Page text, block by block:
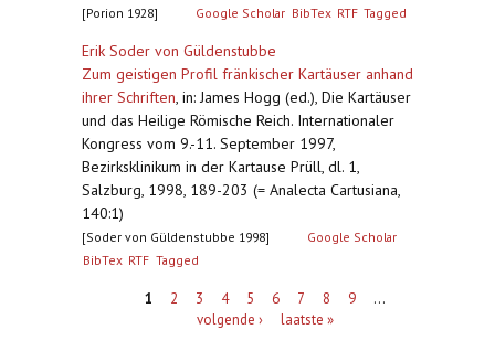
[Porion 1928] Google Scholar BibTex RTF Tagged
Erik Soder von Güldenstubbe
Zum geistigen Profil fränkischer Kartäuser anhand
ihrer Schriften, in: James Hogg (ed.), Die Kartäuser
und das Heilige Römische Reich. Internationaler
Kongress vom 9.-11. September 1997,
Bezirksklinikum in der Kartause Prüll, dl. 1,
Salzburg, 1998, 189-203 (= Analecta Cartusiana,
140:1)
[Soder von Güldenstubbe 1998]
Google Scholar
BibTex RTF Tagged
Pagina's
1 2 3 4 5 6 7 8 9
…
volgende ›
laatste »